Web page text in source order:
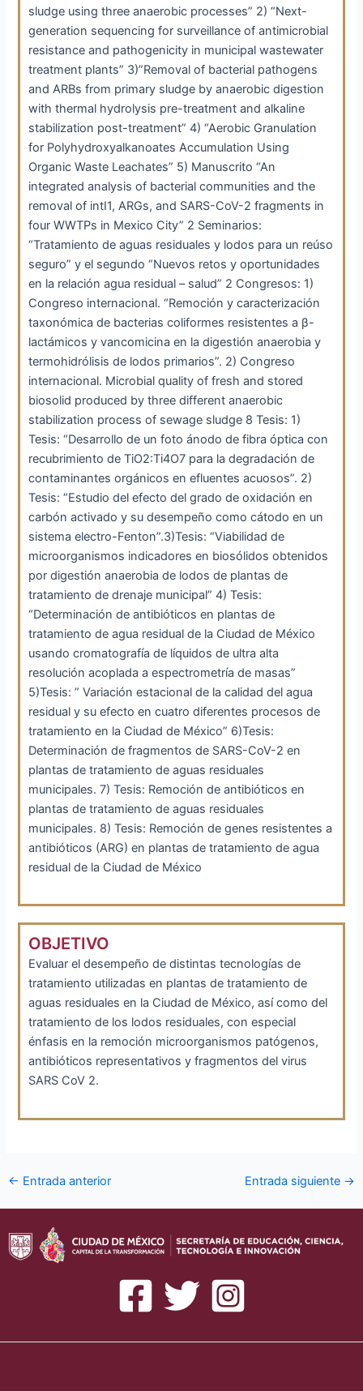
sludge using three anaerobic processes” 2) “Next-
generation sequencing for surveillance of antimicrobial
resistance and pathogenicity in municipal wastewater
treatment plants” 3)”Removal of bacterial pathogens
and ARBs from primary sludge by anaerobic digestion
with thermal hydrolysis pre-treatment and alkaline
stabilization post-treatment” 4) “Aerobic Granulation
for Polyhydroxyalkanoates Accumulation Using
Organic Waste Leachates” 5) Manuscrito “An
integrated analysis of bacterial communities and the
removal of intI1, ARGs, and SARS-CoV-2 fragments in
four WWTPs in Mexico City” 2 Seminarios:
“Tratamiento de aguas residuales y lodos para un reúso
seguro” y el segundo “Nuevos retos y oportunidades
en la relación agua residual – salud” 2 Congresos: 1)
Congreso internacional. “Remoción y caracterización
taxonómica de bacterias coliformes resistentes a β-
lactámicos y vancomicina en la digestión anaerobia y
termohidrólisis de lodos primarios”. 2) Congreso
internacional. Microbial quality of fresh and stored
biosolid produced by three different anaerobic
stabilization process of sewage sludge 8 Tesis: 1)
Tesis: “Desarrollo de un foto ánodo de fibra óptica con
recubrimiento de TiO2:Ti4O7 para la degradación de
contaminantes orgánicos en efluentes acuosos”. 2)
Tesis: “Estudio del efecto del grado de oxidación en
carbón activado y su desempeño como cátodo en un
sistema electro-Fenton”.3)Tesis: “Viabilidad de
microorganismos indicadores en biosólidos obtenidos
por digestión anaerobia de lodos de plantas de
tratamiento de drenaje municipal” 4) Tesis:
“Determinación de antibióticos en plantas de
tratamiento de agua residual de la Ciudad de México
usando cromatografía de líquidos de ultra alta
resolución acoplada a espectrometría de masas”
5)Tesis: ” Variación estacional de la calidad del agua
residual y su efecto en cuatro diferentes procesos de
tratamiento en la Ciudad de México” 6)Tesis:
Determinación de fragmentos de SARS-CoV-2 en
plantas de tratamiento de aguas residuales
municipales. 7) Tesis: Remoción de antibióticos en
plantas de tratamiento de aguas residuales
municipales. 8) Tesis: Remoción de genes resistentes a
antibióticos (ARG) en plantas de tratamiento de agua
residual de la Ciudad de México
OBJETIVO
Evaluar el desempeño de distintas tecnologías de
tratamiento utilizadas en plantas de tratamiento de
aguas residuales en la Ciudad de México, así como del
tratamiento de los lodos residuales, con especial
énfasis en la remoción microorganismos patógenos,
antibióticos representativos y fragmentos del virus
SARS CoV 2.
Navegación
← Entrada anterior Entrada siguiente →